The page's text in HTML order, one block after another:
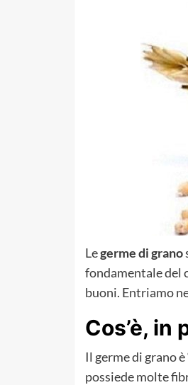
Legerme di grano
fondamentale del
buoni. Entriamo
Cos’è, in
Il germe di grano
possiede molte